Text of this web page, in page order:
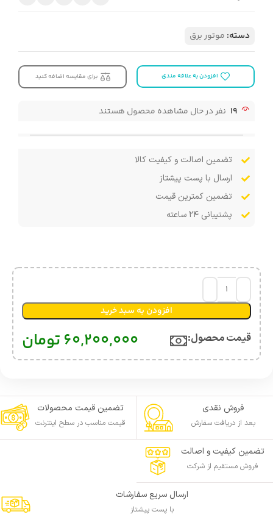
دسته: موتور برق
افزودن به علاقه مندی برای مقایسه اضافه کنید
19 نفر در حال مشاهده محصول هستند
تضمین اصالت و کیفیت کالا
ارسال با پست پیشتاز
تضمین کمترین قیمت
پشتیبانی ۲۴ ساعته
افزودن به سبد خرید
قیمت محصول:​ 60,200,000 تومان
فروش نقدی
بعد از دریافت سفارش
تضمین قیمت محصولات
قیمت مناسب در سطح اینترنت
تضمین کیفیت و اصالت
فروش مستقیم از شرکت
ارسال سریع سفارشات
با پست پیشتاز